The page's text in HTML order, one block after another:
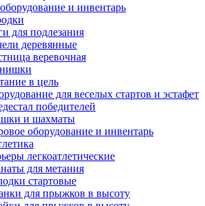
и инвентарь
для подлезания
деревянные
веревочная
в цель
для веселых стартов и эстафет
победителей
и шахматы
оборудование и инвентарь
легкоатлетические
для метания
стартовые
для прыжков в высоту